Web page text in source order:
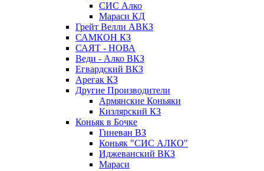
СИС Алко
Мараси КД
Грейт Велли АВКЗ
САМКОН КЗ
САЯТ - НОВА
Веди - Алко ВКЗ
Егвардский ВКЗ
Арегак КЗ
Другие Производители
Армянские Коньяки
Кизлярский КЗ
Коньяк в Бочке
Гиневан ВЗ
Коньяк "СИС АЛКО"
Иджеванский ВКЗ
Мараси